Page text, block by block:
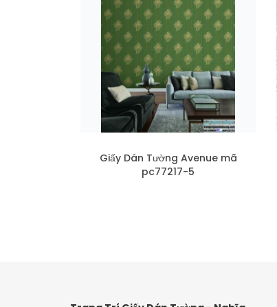
Giấy Dán Tường Avenue mã
pc77217-5